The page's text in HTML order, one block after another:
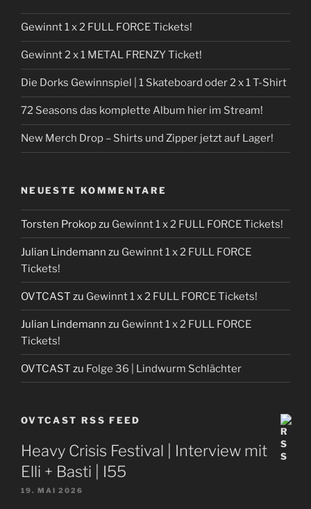
Gewinnt 1 x 2 FULL FORCE Tickets!
Gewinnt 2 x 1 METAL FRENZY Ticket!
Die Dorks Gewinnspiel | 1 Skateboard oder 2 x 1 T-Shirt
72 Seasons das komplette Album hier im Stream!
New Merch Drop – Shirts und Zipper jetzt auf Lager!
NEUESTE KOMMENTARE
Torsten Prokopzu Gewinnt 1 x 2 FULL FORCE Tickets!
Julian Lindemann zu Gewinnt 1 x 2 FULL FORCE
Tickets!
OVTCAST zu Gewinnt 1 x 2 FULL FORCE Tickets!
Julian Lindemann zu Gewinnt 1 x 2 FULL FORCE
Tickets!
OVTCAST zu Folge 36 | Lindwurm Schlächter
OVTCAST RSS FEED
Heavy Crisis Festival | Interview mit
Elli + Basti | I55
19. MAI 2026